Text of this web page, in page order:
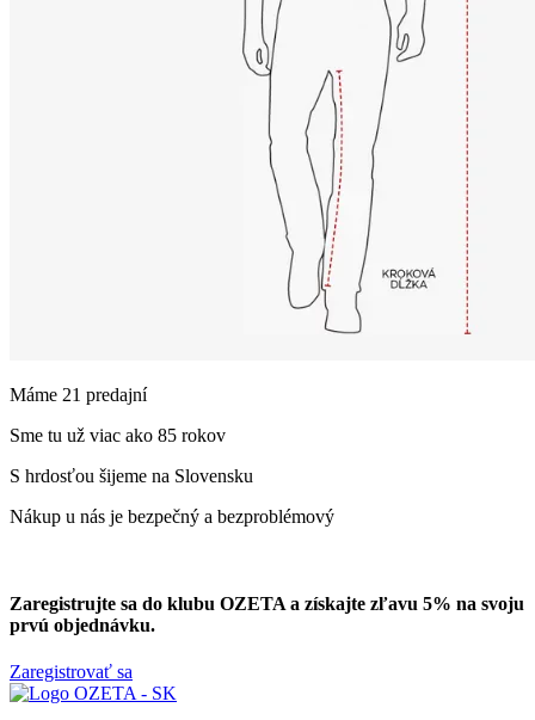
Máme 21 predajní
Sme tu už viac ako 85 rokov
S hrdosťou šijeme na Slovensku
Nákup u nás je bezpečný a bezproblémový
Zaregistrujte sa do klubu OZETA a získajte zľavu 5% na svoju
prvú objednávku.
Zaregistrovať sa